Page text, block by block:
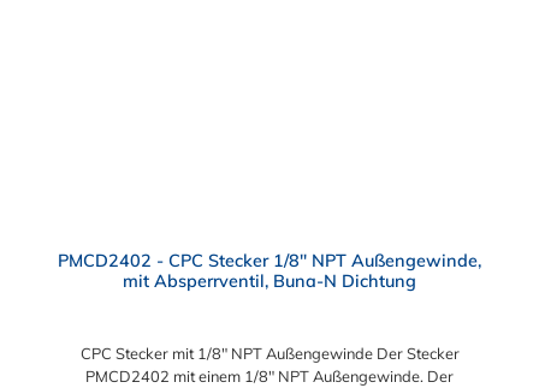
PMCD2402 - CPC Stecker 1/8" NPT Außengewinde,
mit Absperrventil, Buna-N Dichtung
CPC Stecker mit 1/8" NPT Außengewinde Der Stecker
PMCD2402 mit einem 1/8" NPT Außengewinde. Der